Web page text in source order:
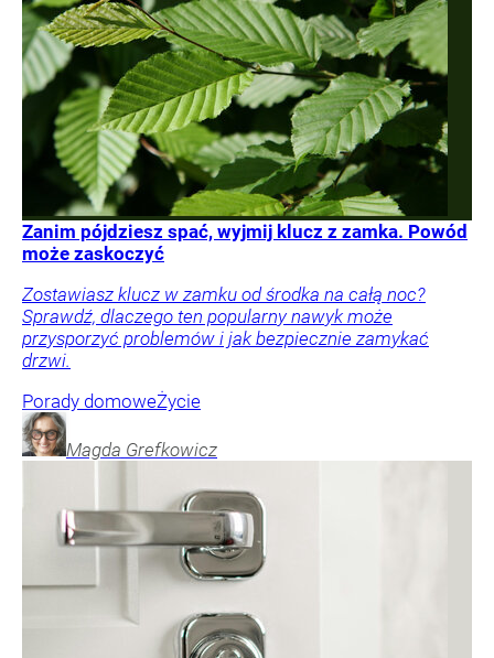
Zanim pójdziesz spać, wyjmij klucz z zamka. Powód
może zaskoczyć
Zostawiasz klucz w zamku od środka na całą noc?
Sprawdź, dlaczego ten popularny nawyk może
przysporzyć problemów i jak bezpiecznie zamykać
drzwi.
Porady domoweŻycie
Magda Grefkowicz